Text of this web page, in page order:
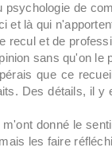
de
et là qui
recul et de
sans qu'on le
que ce
Des détails, il y
donné le
les faire